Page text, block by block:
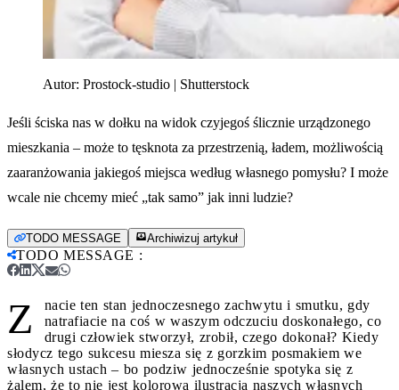
Autor: Prostock-studio | Shutterstock
Jeśli ściska nas w dołku na widok czyjegoś ślicznie urządzonego
mieszkania – może to tęsknota za przestrzenią, ładem, możliwością
zaaranżowania jakiegoś miejsca według własnego pomysłu? I może
wcale nie chcemy mieć „tak samo” jak inni ludzie?
TODO MESSAGE Archiwizuj artykuł
TODO MESSAGE :
Z
nacie ten stan jednoczesnego zachwytu i smutku, gdy
natrafiacie na coś w waszym odczuciu doskonałego, co
drugi człowiek stworzył, zrobił, czego dokonał? Kiedy
słodycz tego sukcesu miesza się z gorzkim posmakiem we
własnych ustach – bo podziw jednocześnie spotyka się z
żalem, że to nie jest kolorowa ilustracja naszych własnych